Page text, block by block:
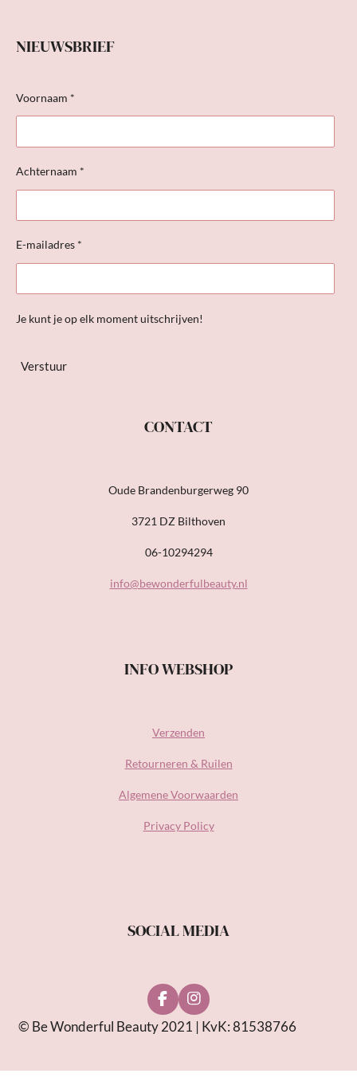
NIEUWSBRIEF
Voornaam *
Achternaam *
E-mailadres *
Je kunt je op elk moment uitschrijven!
Verstuur
CONTACT
Oude Brandenburgerweg 90
3721 DZ Bilthoven
06-10294294
info@bewonderfulbeauty.nl
INFO WEBSHOP
Verzenden
Retourneren & Ruilen
Algemene Voorwaarden
Privacy Policy
SOCIAL MEDIA
F
a
c
I
n
s
© Be Wonderful Beauty 2021 | KvK: 81538766